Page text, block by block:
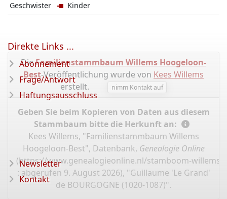
Geschwister
Kinder
DieFamilienstammbaum Willems Hoogeloon-
Best-Veröffentlichung wurde von Kees Willems
erstellt.
nimm Kontakt auf
Geben Sie beim Kopieren von Daten aus diesem
Stammbaum bitte die Herkunft an:
Kees Willems, "Familienstammbaum Willems
Hoogeloon-Best", Datenbank, Genealogie Online
(https://www.genealogieonline.nl/stamboom-willems-
: abgerufen 9. August 2026), "Guillaume 'Le Grand'
de BOURGOGNE (1020-1087)".
Direkte Links ...
Abonnement
Frage/Antwort
Haftungsausschluss
Newsletter
Kontakt